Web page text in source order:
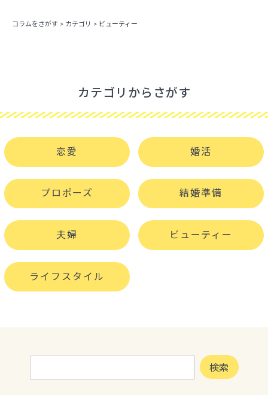
コラムをさがす > カテゴリ > ビューティー
カテゴリからさがす
恋愛 婚活
プロポーズ 結婚準備
夫婦 ビューティー
ライフスタイル
検
検索